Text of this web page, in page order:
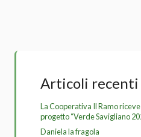
Articoli recenti
La Cooperativa Il Ramo
progetto “Verde Savigliano
Daniela la fragola